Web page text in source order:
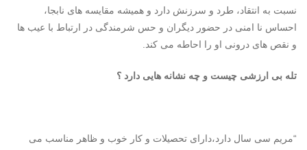
نسبت به انتقاد، طرد و سرزنش دارد و همیشه مقایسه های نابجا،
احساس نا امنی در حضور دیگران و حس شرمندگی در ارتباط با عیب ها
و نقص های درونی او را احاطه می کند.
تله بی ارزشی چیست و چه نشانه هایی دارد ؟
“مریم سی سال دارد،دارای تحصیلات و کار خوب و ظاهر مناسب می